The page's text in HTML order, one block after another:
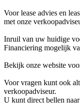
Voor lease advies en
met onze
Inruil van uw huidige
Financiering mogelijk
Bekijk onze website
Voor vragen kunt ook
verkoopadviseur.
U kunt direct bellen